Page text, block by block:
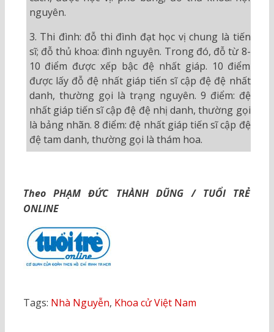
nguyên.
3. Thi đình: đỗ thi đình đạt học vị chung là tiến
sĩ; đỗ thủ khoa: đình nguyên. Trong đó, đỗ từ 8-
10 điểm được xếp bậc đệ nhất giáp. 10 điểm
được lấy đỗ đệ nhất giáp tiến sĩ cập đệ đệ nhất
danh, thường gọi là trạng nguyên. 9 điểm: đệ
nhất giáp tiến sĩ cập đệ đệ nhị danh, thường gọi
là bảng nhãn. 8 điểm: đệ nhất giáp tiến sĩ cập đệ
đệ tam danh, thường gọi là thám hoa.
Theo PHẠM ĐỨC THÀNH DŨNG / TUỔI TRẺ
ONLINE
Tags: Nhà Nguyễn, Khoa cử Việt Nam